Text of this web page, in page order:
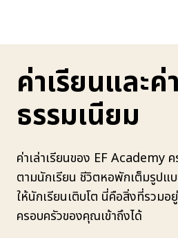
ค่าเรียนและค่า
ธรรมเนียม
ค่าเล่าเรียนของ EF Academy
ตามนักเรียน ชีวิตหอพักเต็มรูปแ
ให้นักเรียนเติบโต นี่คือสิ่งที่รวมอ
ครอบครัวของคุณเข้าถึงได้